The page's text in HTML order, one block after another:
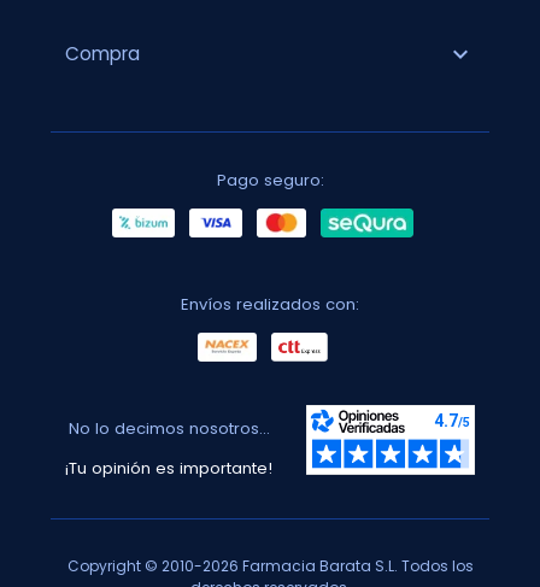
Compra expand_more
Pago seguro:
Envíos realizados con:
No lo decimos nosotros...
¡Tu opinión es importante!
Copyright © 2010-2026 Farmacia Barata S.L. Todos los